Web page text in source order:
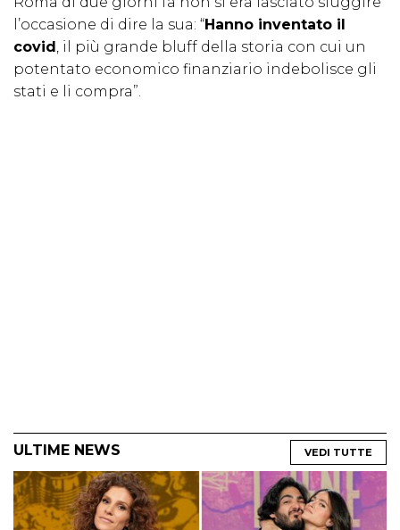
l’occasione di dire la sua: “Hanno inventato il
covid , il più grande bluff della storia con cui un
potentato economico finanziario indebolisce gli
stati e li compra”.
ULTIME NEWS VEDI TUTTE